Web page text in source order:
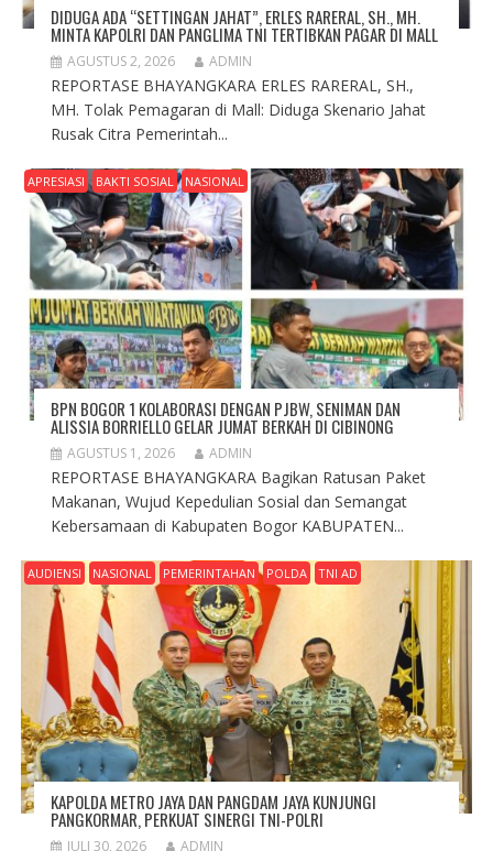
DIDUGA ADA “SETTINGAN JAHAT”, ERLES RARERAL, SH., MH.
MINTA KAPOLRI DAN PANGLIMA TNI TERTIBKAN PAGAR DI MALL
AGUSTUS 2, 2026 ADMIN
REPORTASE BHAYANGKARA ERLES RARERAL, SH.,
MH. Tolak Pemagaran di Mall: Diduga Skenario Jahat
Rusak Citra Pemerintah...
APRESIASI BAKTI SOSIAL NASIONAL
BPN BOGOR 1 KOLABORASI DENGAN PJBW, SENIMAN DAN
ALISSIA BORRIELLO GELAR JUMAT BERKAH DI CIBINONG
AGUSTUS 1, 2026 ADMIN
REPORTASE BHAYANGKARA Bagikan Ratusan Paket
Makanan, Wujud Kepedulian Sosial dan Semangat
Kebersamaan di Kabupaten Bogor KABUPATEN...
AUDIENSI NASIONAL PEMERINTAHAN POLDA TNI AD
KAPOLDA METRO JAYA DAN PANGDAM JAYA KUNJUNGI
PANGKORMAR, PERKUAT SINERGI TNI-POLRI
JULI 30, 2026 ADMIN